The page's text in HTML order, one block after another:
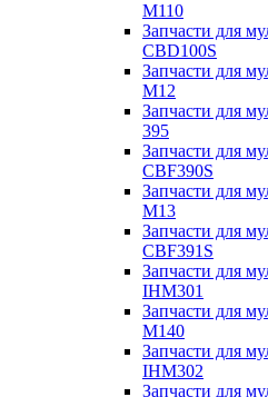
M110
Запчасти для
CBD100S
Запчасти для
M12
Запчасти для
395
Запчасти для
CBF390S
Запчасти для
M13
Запчасти для
CBF391S
Запчасти для
IHM301
Запчасти для
M140
Запчасти для
IHM302
Запчасти для